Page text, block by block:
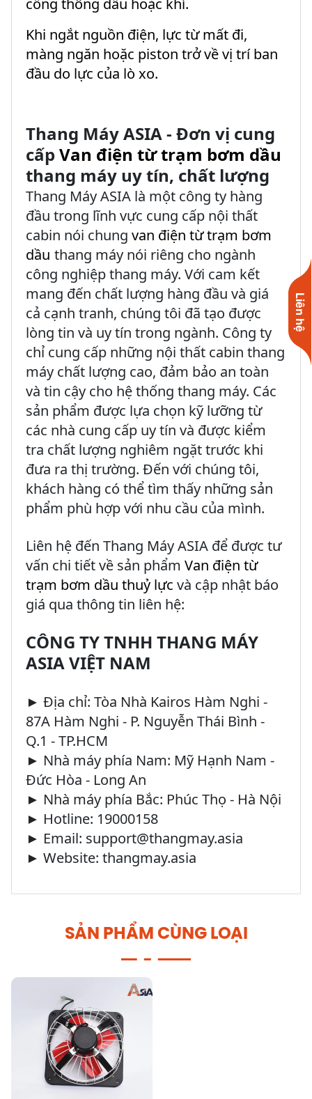
Liên hệ
cổng thông dầu hoặc khí.
Khi ngắt nguồn điện, lực từ mất đi,
màng ngăn hoặc piston trở về vị trí ban
đầu do lực của lò xo.
Thang Máy ASIA - Đơn vị cung
cấp Van điện từ trạm bơm dầu
thang máy uy tín, chất lượng
Thang Máy ASIA là một công ty hàng
đầu trong lĩnh vực cung cấp nội thất
cabin nói chung van điện từ trạm bơm
dầu thang máy nói riêng cho ngành
công nghiệp thang máy. Với cam kết
mang đến chất lượng hàng đầu và giá
cả cạnh tranh, chúng tôi đã tạo được
lòng tin và uy tín trong ngành. Công ty
chỉ cung cấp những nội thất cabin thang
máy chất lượng cao, đảm bảo an toàn
và tin cậy cho hệ thống thang máy. Các
sản phẩm được lựa chọn kỹ lưỡng từ
các nhà cung cấp uy tín và được kiểm
tra chất lượng nghiêm ngặt trước khi
đưa ra thị trường. Đến với chúng tôi,
khách hàng có thể tìm thấy những sản
phẩm phù hợp với nhu cầu của mình.
Liên hệ đến Thang Máy ASIA để được tư
vấn chi tiết về sản phẩm Van điện từ
trạm bơm dầu thuỷ lực và cập nhật báo
giá qua thông tin liên hệ:
CÔNG TY TNHH THANG MÁY
ASIA VIỆT NAM
► Địa chỉ: Tòa Nhà Kairos Hàm Nghi -
87A Hàm Nghi - P. Nguyễn Thái Bình -
Q.1 - TP.HCM
► Nhà máy phía Nam: Mỹ Hạnh Nam -
Đức Hòa - Long An
► Nhà máy phía Bắc: Phúc Thọ - Hà Nội
► Hotline: 19000158
► Email: support@thangmay.asia
► Website: thangmay.asia
SẢN PHẨM CÙNG LOẠI